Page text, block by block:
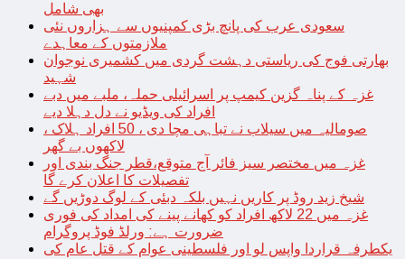
بھی شامل
سعودی عرب کی پانچ بڑی کمپنیوں سے ہزاروں نئی
ملازمتوں کے معاہدے
بھارتی فوج کی ریاستی دہشت گردی میں کشمیری نوجوان
شہید
غزہ کے پناہ گزین کیمپ پر اسرائیلی حملہ، ملبے میں دبے
افراد کی ویڈیو نے دل دہلا دیے
صومالیہ میں سیلاب نے تباہی مچا دی ، 50 افراد ہلاک ،
لاکھوں بے گھر
غزہ میں مختصر سیز فائر آج متوقع،قطر جنگ بندی اور
تفصیلات کا اعلان کرے گا
شیخ زید روڈ پر کاریں نہیں بلکہ دبئی کے لوگ دوڑیں گے
غزہ میں 22 لاکھ افراد کو کھانے پینے کی امداد کی فوری
ضرورت ہے: ورلڈ فوڈ پروگرام
یکطرفہ قراردا واپس لو اور فلسطینی عوام کے قتل عام کی